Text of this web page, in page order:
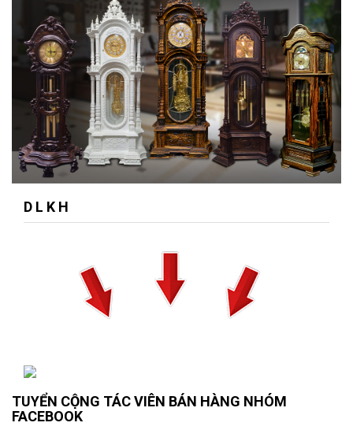
D L K H
TUYỂN CỘNG TÁC VIÊN BÁN HÀNG NHÓM
FACEBOOK